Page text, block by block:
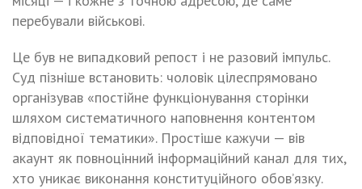
перебували військові.
Це був не випадковий репост і не разовий імпульс.
Суд пізніше встановить: чоловік цілеспрямовано
організував «постійне функціонування сторінки
шляхом систематичного наповнення контентом
відповідної тематики». Простіше кажучи — вів
акаунт як повноцінний інформаційний канал для тих,
хто уникає виконання конституційного обовʼязку.